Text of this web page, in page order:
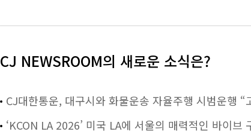
CJ NEWSROOM의 새로운 소식은?
CJ대한통운, 대구시와 화물운송 자율주행 시범운행
‘KCON LA 2026’ 미국 LA에 서울의 매력적인 바이